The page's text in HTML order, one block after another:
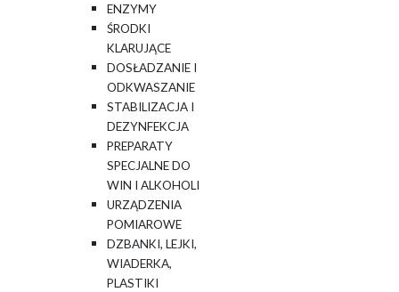
ENZYMY
ŚRODKI
KLARUJĄCE
DOSŁADZANIE I
ODKWASZANIE
STABILIZACJA I
DEZYNFEKCJA
PREPARATY
SPECJALNE DO
WIN I ALKOHOLI
URZĄDZENIA
POMIAROWE
DZBANKI, LEJKI,
WIADERKA,
PLASTIKI